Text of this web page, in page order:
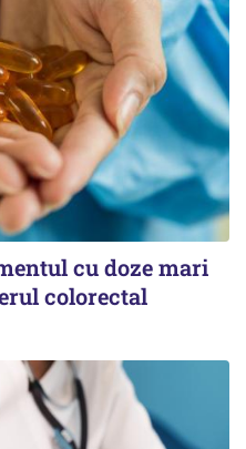
cu doze mari
colorectal